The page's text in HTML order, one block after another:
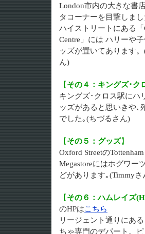
London市内の大きな書
タコーナーを目撃しま
ハイストリートにある「
Centre」には ハリーや
ッズが置いてあります
ん)
【 その４：キングズ･ク
キングズ･クロス駅にハ
ッズがあると思いきや､
でした｡(ちづるさん)
【 その５：グッズ】
Oxford Streetの
Megastoreにはホグワー
どがあります｡(Timmyさ
【 その６：ハムレイズ
のHPはこちら
リージェント通りにあ
ちゃ専門のデパート。